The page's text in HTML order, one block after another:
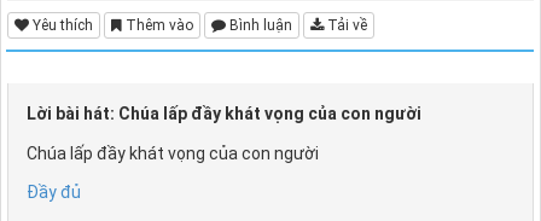
Yêu thích Thêm vào Bình luận Tải về
Lời bài hát: Chúa lấp đầy khát vọng của con người
Chúa lấp đầy khát vọng của con người
Đầy đủ